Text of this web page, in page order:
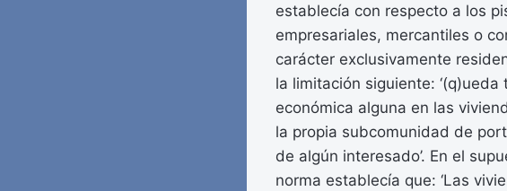
establecía con respecto a los
empresariales, mercantiles o
carácter exclusivamente
la limitación siguiente:
económica alguna en las
la propia subcomunidad de
de algún interesado’. En el
norma establecía que: ‘Las